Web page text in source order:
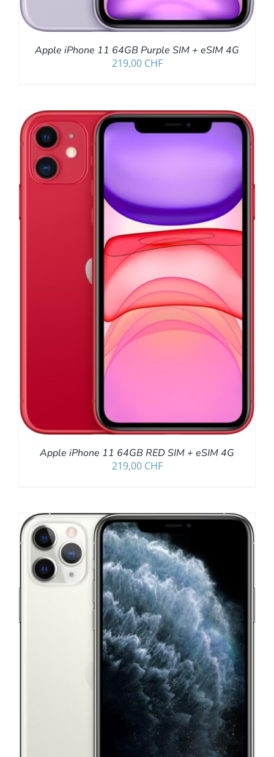
Apple iPhone 11 64GB Purple SIM + eSIM 4G
219,00 CHF
Apple iPhone 11 64GB RED SIM + eSIM 4G
219,00 CHF